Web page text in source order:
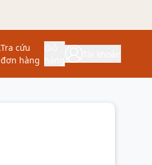
Tra cứu
đơn hàng